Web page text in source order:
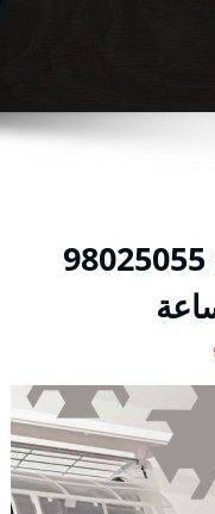
رقم هاتف تكييف السرة 98025055